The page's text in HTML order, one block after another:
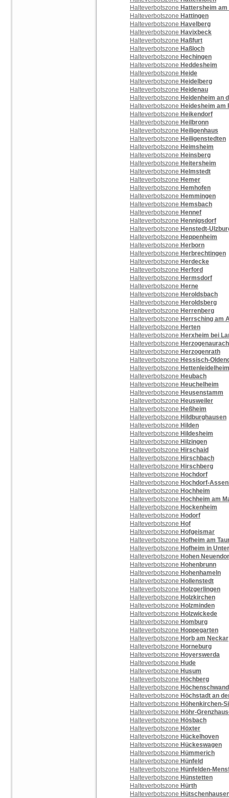
Halteverbotszone Hattersheim am
Halteverbotszone Hattingen
Halteverbotszone Havelberg
Halteverbotszone Havixbeck
Halteverbotszone Haßfurt
Halteverbotszone Haßloch
Halteverbotszone Hechingen
Halteverbotszone Heddesheim
Halteverbotszone Heide
Halteverbotszone Heidelberg
Halteverbotszone Heidenau
Halteverbotszone Heidenheim an
Halteverbotszone Heidesheim am
Halteverbotszone Heikendorf
Halteverbotszone Heilbronn
Halteverbotszone Heiligenhaus
Halteverbotszone Heiligenstedten
Halteverbotszone Heimsheim
Halteverbotszone Heinsberg
Halteverbotszone Heitersheim
Halteverbotszone Helmstedt
Halteverbotszone Hemer
Halteverbotszone Hemhofen
Halteverbotszone Hemmingen
Halteverbotszone Hemsbach
Halteverbotszone Hennef
Halteverbotszone Hennigsdorf
Halteverbotszone Henstedt-
Halteverbotszone Heppenheim
Halteverbotszone Herborn
Halteverbotszone Herbrechtingen
Halteverbotszone Herdecke
Halteverbotszone Herford
Halteverbotszone Hermsdorf
Halteverbotszone Herne
Halteverbotszone Heroldsbach
Halteverbotszone Heroldsberg
Halteverbotszone Herrenberg
Halteverbotszone Herrsching am
Halteverbotszone Herten
Halteverbotszone Herxheim bei
Halteverbotszone Herzogenaurach
Halteverbotszone Herzogenrath
Halteverbotszone Hessisch-
Halteverbotszone Hettenleidelheim
Halteverbotszone Heubach
Halteverbotszone Heuchelheim
Halteverbotszone Heusenstamm
Halteverbotszone Heusweiler
Halteverbotszone Heßheim
Halteverbotszone Hildburghausen
Halteverbotszone Hilden
Halteverbotszone Hildesheim
Halteverbotszone Hilzingen
Halteverbotszone Hirschaid
Halteverbotszone Hirschbach
Halteverbotszone Hirschberg
Halteverbotszone Hochdorf
Halteverbotszone Hochdorf-
Halteverbotszone Hochheim
Halteverbotszone Hochheim am
Halteverbotszone Hockenheim
Halteverbotszone Hodorf
Halteverbotszone Hof
Halteverbotszone Hofgeismar
Halteverbotszone Hofheim am
Halteverbotszone Hofheim in
Halteverbotszone Hohen
Halteverbotszone Hohenbrunn
Halteverbotszone Hohenhameln
Halteverbotszone Hollenstedt
Halteverbotszone Holzgerlingen
Halteverbotszone Holzkirchen
Halteverbotszone Holzminden
Halteverbotszone Holzwickede
Halteverbotszone Homburg
Halteverbotszone Hoppegarten
Halteverbotszone Horb am Neckar
Halteverbotszone Horneburg
Halteverbotszone Hoyerswerda
Halteverbotszone Hude
Halteverbotszone Husum
Halteverbotszone Höchberg
Halteverbotszone Höchenschwand
Halteverbotszone Höchstadt an
Halteverbotszone Höhenkirchen-
Halteverbotszone Höhr-
Halteverbotszone Hösbach
Halteverbotszone Höxter
Halteverbotszone Hückelhoven
Halteverbotszone Hückeswagen
Halteverbotszone Hümmerich
Halteverbotszone Hünfeld
Halteverbotszone Hünfelden-
Halteverbotszone Hünstetten
Halteverbotszone Hürth
Halteverbotszone